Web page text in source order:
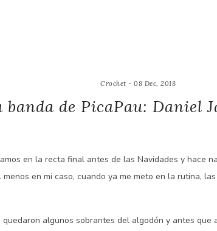
Crochet - 08 Dec, 2018
banda de PicaPau: Daniel
en la recta final antes de las Navidades y hace
en mi caso, cuando ya me meto en la rutina,
quedaron algunos sobrantes del algodón y antes